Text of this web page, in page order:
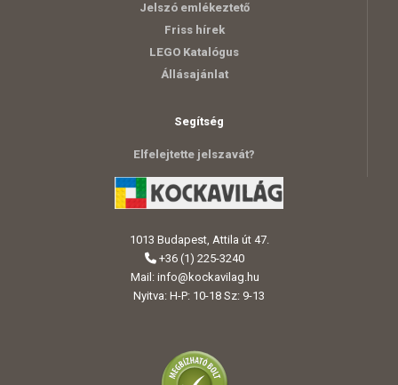
Jelszó emlékeztető
Friss hírek
LEGO Katalógus
Állásajánlat
Segítség
Elfelejtette jelszavát?
1013 Budapest, Attila út 47.
+36 (1) 225-3240
Mail: info@kockavilag.hu
Nyitva: H-P: 10-18 Sz: 9-13